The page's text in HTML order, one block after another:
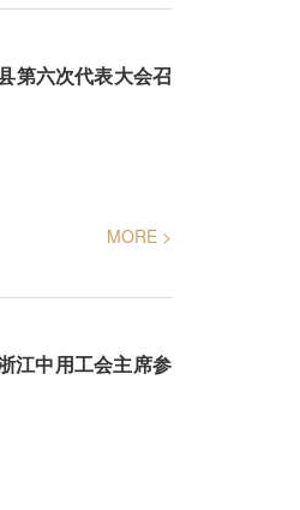
第六次代表大会召
MORE >
江中用工会主席参